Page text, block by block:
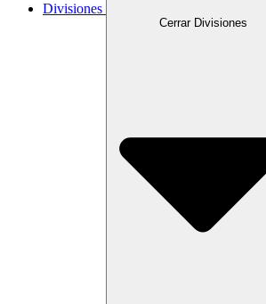
Divisiones
Cerrar Divisiones